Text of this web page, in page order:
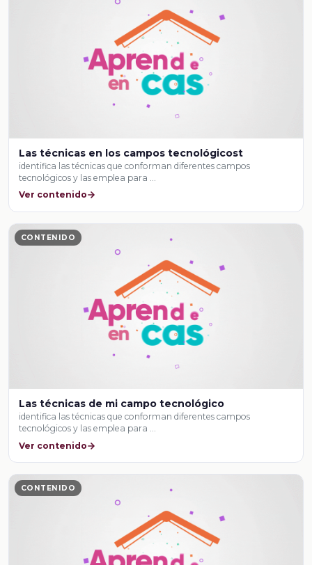
Las técnicas en los campos tecnológicost
identifica las técnicas que conforman diferentes campos
tecnológicos y las emplea para …
Ver contenido
CONTENIDO
Las técnicas de mi campo tecnológico
identifica las técnicas que conforman diferentes campos
tecnológicos y las emplea para …
Ver contenido
CONTENIDO